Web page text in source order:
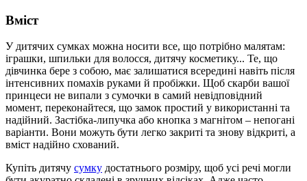
Вміст
У дитячих сумках можна носити все, що потрібно малятам:
іграшки, шпильки для волосся, дитячу косметику... Те, що
дівчинка бере з собою, має залишатися всередині навіть після
інтенсивних помахів руками й пробіжки. Щоб скарби вашої
принцеси не випали з сумочки в самий невідповідний
момент, переконайтеся, що замок простий у використанні та
надійний. Застібка-липучка або кнопка з магнітом – непогані
варіанти. Вони можуть бути легко закриті та знову відкриті, а
вміст надійно схований.
Купіть дитячу сумку достатнього розміру, щоб усі речі могли